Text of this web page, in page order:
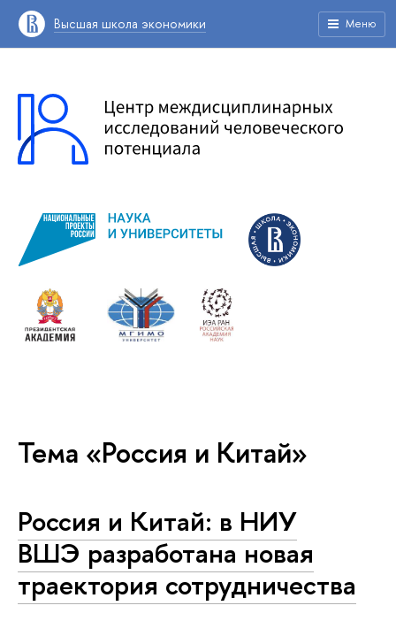
Высшая школа экономики Меню
Тема «Россия и Китай»
Россия и Китай: в НИУ
ВШЭ разработана новая
траектория сотрудничества